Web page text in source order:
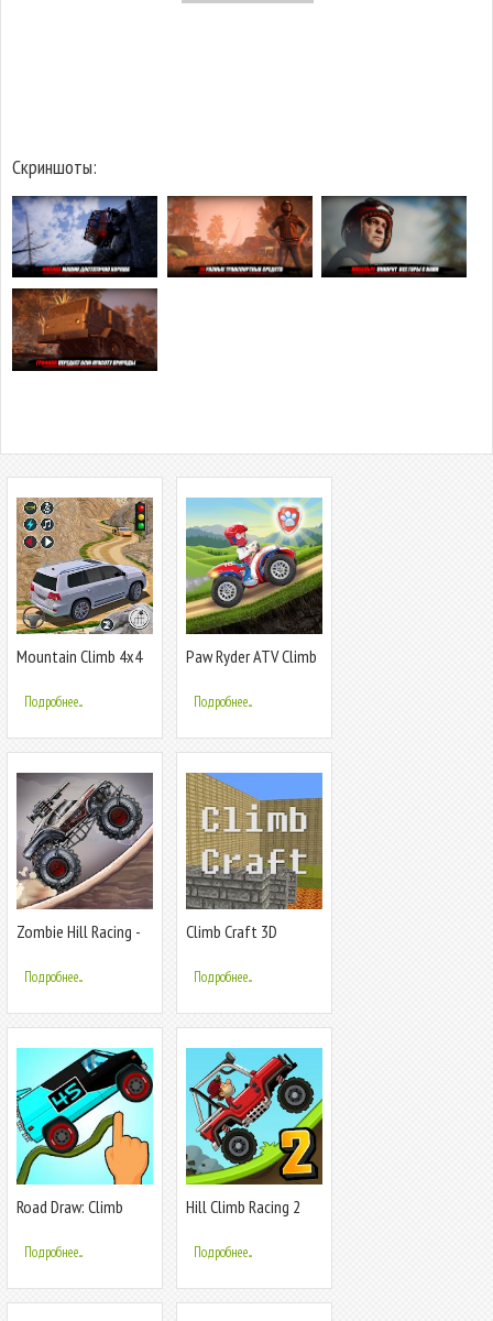
Скриншоты:
Mountain Climb 4x4
Подробнее...
Paw Ryder ATV Climb
Подробнее...
Zombie Hill Racing -
Про Зомби
Подробнее...
Climb Craft 3D
Подробнее...
Road Draw: Climb
Подробнее...
Hill Climb Racing 2
Подробнее...